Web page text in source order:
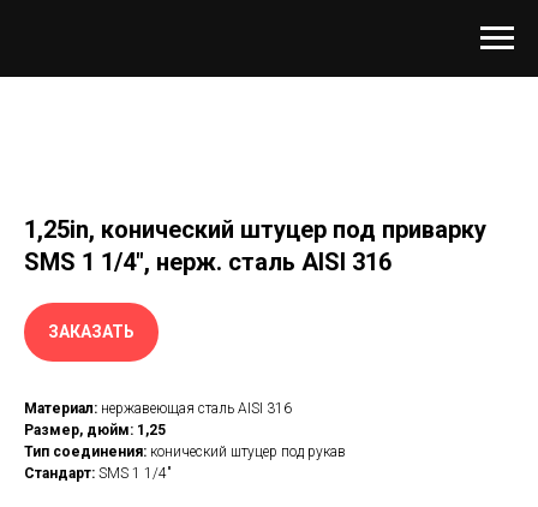
1,25in, конический штуцер под приварку
SMS 1 1/4", нерж. сталь AISI 316
ЗАКАЗАТЬ
Материал: нержавеющая сталь AISI 316
Размер, дюйм: 1,25
Тип соединения: конический штуцер под рукав
Стандарт: SMS 1 1/4"